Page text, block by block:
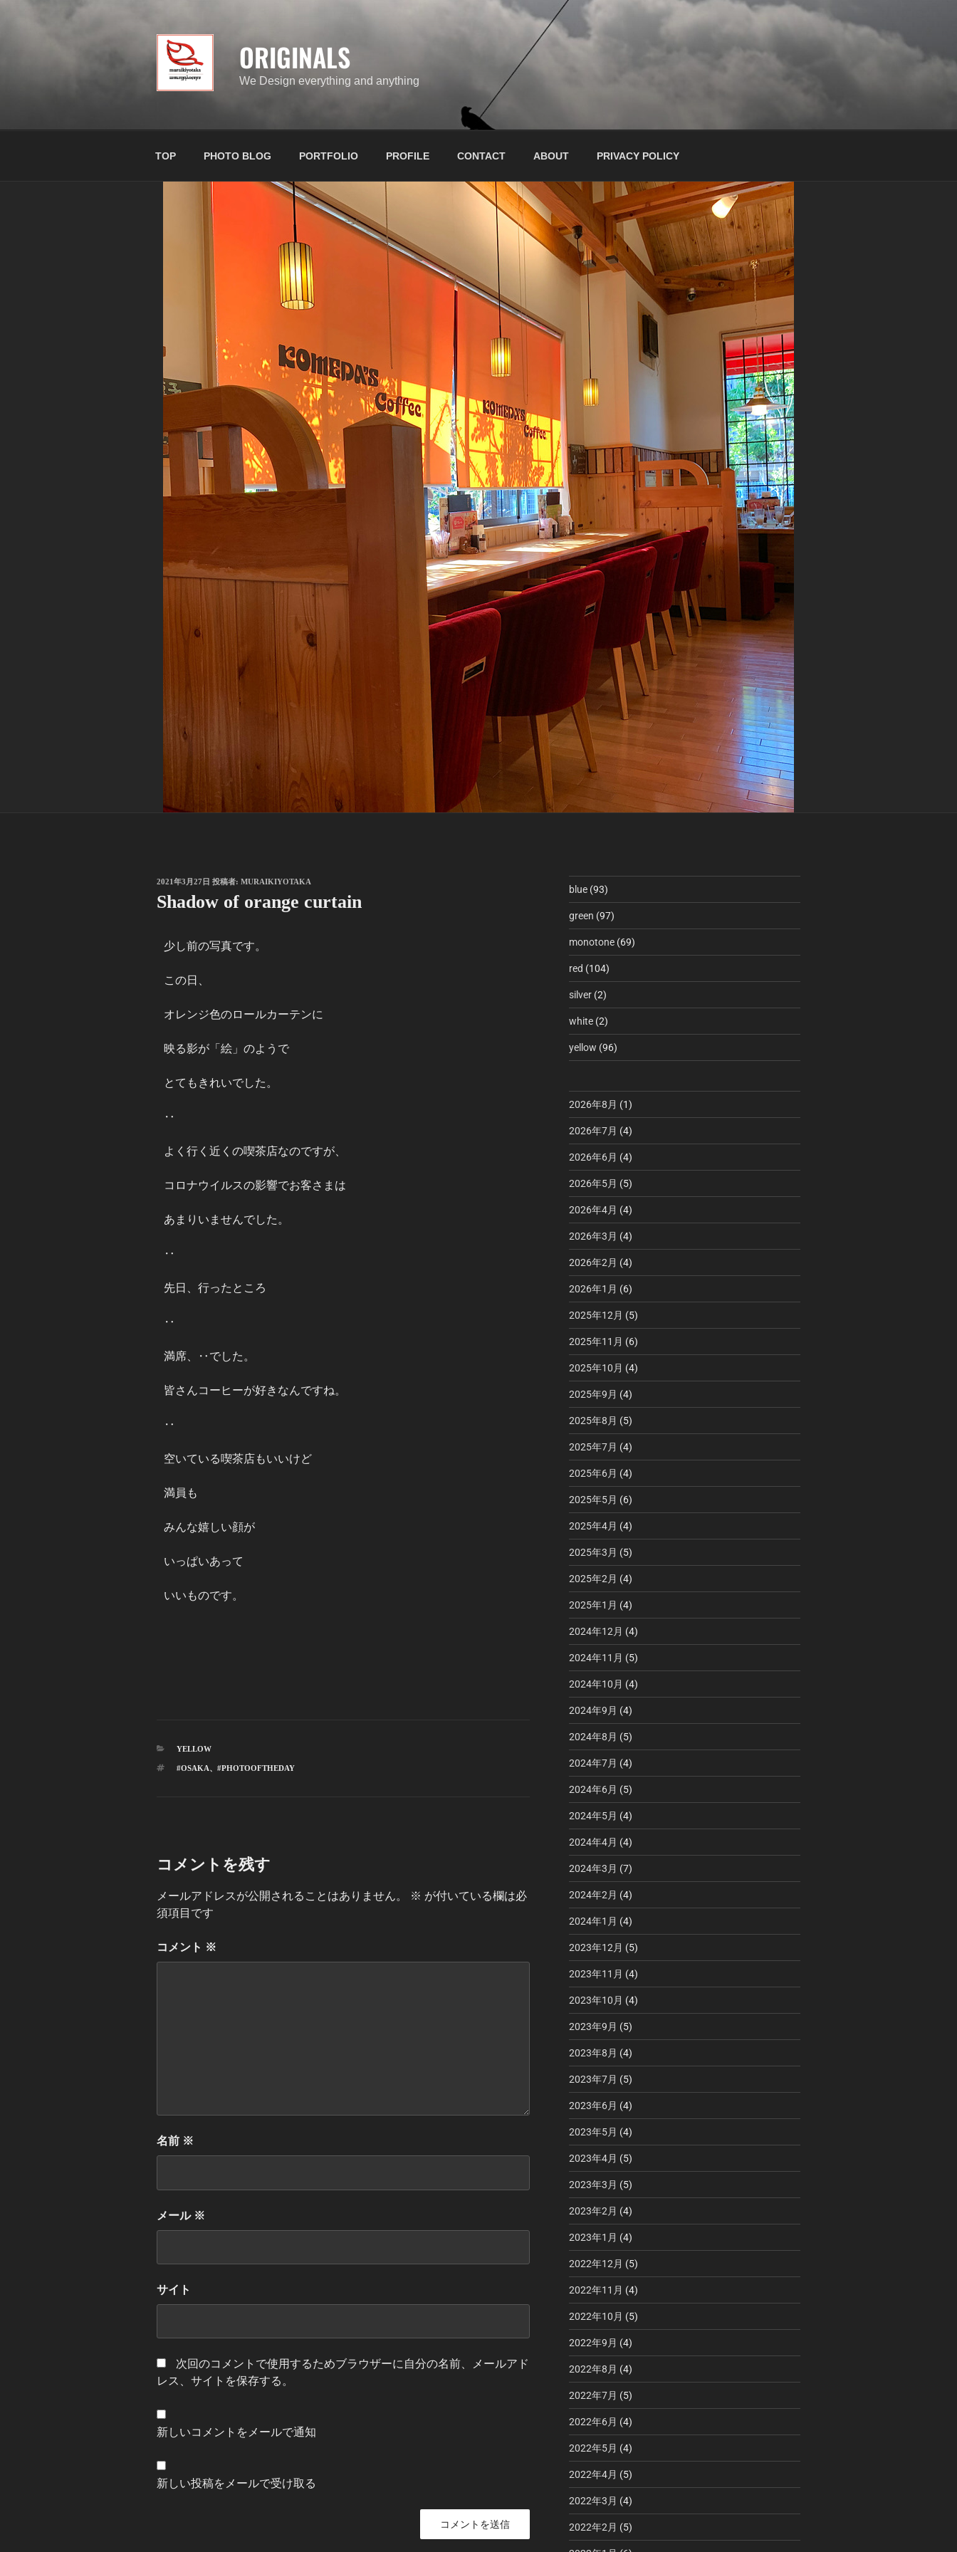
ORIGINALS
We Design everything and anything
TOP PHOTO BLOG PORTFOLIO PROFILE CONTACT ABOUT PRIVACY POLICY
2021年3月27日 投稿者: MURAIKIYOTAKA
Shadow of orange curtain
少し前の写真です。
この日、
オレンジ色のロールカーテンに
映る影が「絵」のようで
とてもきれいでした。
‥
よく行く近くの喫茶店なのですが、
コロナウイルスの影響でお客さまは
あまりいませんでした。
‥
先日、行ったところ
‥
満席、‥でした。
皆さんコーヒーが好きなんですね。
‥
空いている喫茶店もいいけど
満員も
みんな嬉しい顔が
いっぱいあって
いいものです。
YELLOW
#OSAKA、 #PHOTOOFTHEDAY
コメントを残す
メールアドレスが公開されることはありません。 ※ が付いている欄は必
須項目です
コメント ※
名前 ※
メール ※
サイト
次回のコメントで使用するためブラウザーに自分の名前、メールアド
レス、サイトを保存する。
新しいコメントをメールで通知
新しい投稿をメールで受け取る
blue(93)
green (97)
monotone(69)
red (104)
silver(2)
white(2)
yellow (96)
2026年8月 (1)
2026年7月 (4)
2026年6月 (4)
2026年5月 (5)
2026年4月 (4)
2026年3月 (4)
2026年2月 (4)
2026年1月 (6)
2025年12月 (5)
2025年11月 (6)
2025年10月 (4)
2025年9月 (4)
2025年8月 (5)
2025年7月 (4)
2025年6月 (4)
2025年5月 (6)
2025年4月 (4)
2025年3月 (5)
2025年2月 (4)
2025年1月 (4)
2024年12月 (4)
2024年11月 (5)
2024年10月 (4)
2024年9月 (4)
2024年8月 (5)
2024年7月 (4)
2024年6月 (5)
2024年5月 (4)
2024年4月 (4)
2024年3月 (7)
2024年2月 (4)
2024年1月 (4)
2023年12月 (5)
2023年11月 (4)
2023年10月 (4)
2023年9月 (5)
2023年8月 (4)
2023年7月 (5)
2023年6月 (4)
2023年5月 (4)
2023年4月 (5)
2023年3月 (5)
2023年2月 (4)
2023年1月 (4)
2022年12月 (5)
2022年11月 (4)
2022年10月 (5)
2022年9月 (4)
2022年8月 (4)
2022年7月 (5)
2022年6月 (4)
2022年5月 (4)
2022年4月 (5)
2022年3月 (4)
2022年2月 (5)